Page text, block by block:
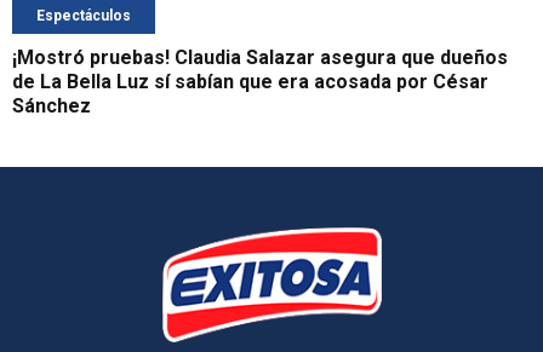
Espectáculos
¡Mostró pruebas! Claudia Salazar asegura que dueños
de La Bella Luz sí sabían que era acosada por César
Sánchez